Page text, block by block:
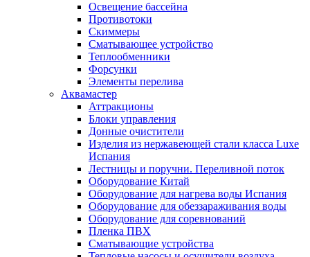
Освещение бассейна
Противотоки
Скиммеры
Сматывающее устройство
Теплообменники
Форсунки
Элементы перелива
Аквамастер
Аттракционы
Блоки управления
Донные очистители
Изделия из нержавеющей стали класса Luxe
Испания
Лестницы и поручни. Переливной поток
Оборудование Китай
Оборудование для нагрева воды Испания
Оборудование для обеззараживания воды
Оборудование для соревнований
Пленка ПВХ
Сматывающие устройства